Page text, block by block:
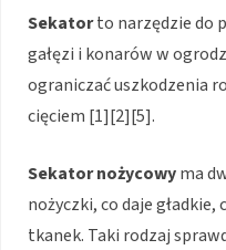
Sekatorto narzędzie do
gałęzi i konarów w
ograniczać uszkodzenia
cięciem [1][2][5].
Sekator nożycowyma
nożyczki, co daje
tkanek. Taki rodzaj